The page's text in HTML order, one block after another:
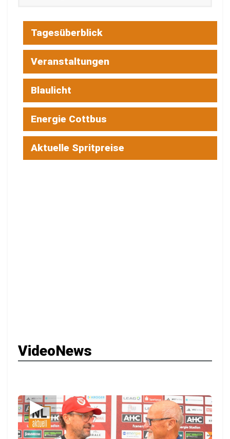
Tagesüberblick
Veranstaltungen
Blaulicht
Energie Cottbus
Aktuelle Spritpreise
VideoNews
▶